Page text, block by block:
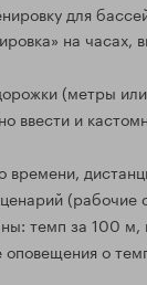
для
на часах,
(метры
ввести и
времени,
(рабочие
темп за 100 м,
оповещения о